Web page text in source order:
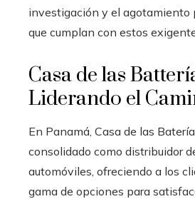
investigación y el agotamiento
que cumplan con estos
Casa de las
Liderando el
En Panamá, Casa de las
consolidado como distribuidor
automóviles, ofreciendo a los
gama de opciones para